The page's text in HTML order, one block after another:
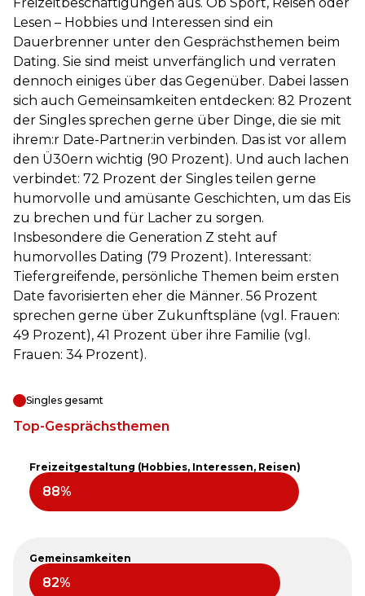
Lesen – Hobbies und Interessen sind ein
Dauerbrenner unter den Gesprächsthemen beim
Dating. Sie sind meist unverfänglich und verraten
dennoch einiges über das Gegenüber. Dabei lassen
sich auch Gemeinsamkeiten entdecken: 82 Prozent
der Singles sprechen gerne über Dinge, die sie mit
ihrem:r Date-Partner:in verbinden. Das ist vor allem
den Ü30ern wichtig (90 Prozent). Und auch lachen
verbindet: 72 Prozent der Singles teilen gerne
humorvolle und amüsante Geschichten, um das Eis
zu brechen und für Lacher zu sorgen.
Insbesondere die Generation Z steht auf
humorvolles Dating (79 Prozent). Interessant:
Tiefergreifende, persönliche Themen beim ersten
Date favorisierten eher die Männer. 56 Prozent
sprechen gerne über Zukunftspläne (vgl. Frauen:
49 Prozent), 41 Prozent über ihre Familie (vgl.
Frauen: 34 Prozent).
Singles gesamt
Top-Gesprächsthemen
Freizeitgestaltung (Hobbies, Interessen, Reisen)
Gemeinsamkeiten